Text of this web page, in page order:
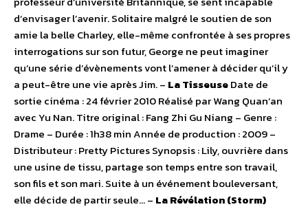
d’envisager l’avenir. Solitaire malgré le soutien de son
amie la belle Charley, elle-même confrontée à ses propres
interrogations sur son futur, George ne peut imaginer
qu’une série d’évènements vont l’amener à décider qu’il y
a peut-être une vie après Jim. – La TisseuseDate de
sortie cinéma : 24 février 2010 Réalisé par Wang Quan’an
avec Yu Nan. Titre original : Fang Zhi Gu Niang – Genre :
Drame – Durée : 1h38 min Année de production : 2009 –
Distributeur : Pretty Pictures Synopsis : Lily, ouvrière dans
une usine de tissu, partage son temps entre son travail,
son fils et son mari. Suite à un événement bouleversant,
elle décide de partir seule… – La Révélation (Storm)